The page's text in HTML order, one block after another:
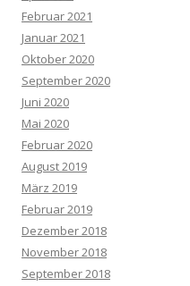
Februar 2021
Januar 2021
Oktober 2020
September 2020
Juni 2020
Mai 2020
Februar 2020
August 2019
März 2019
Februar 2019
Dezember 2018
November 2018
September 2018